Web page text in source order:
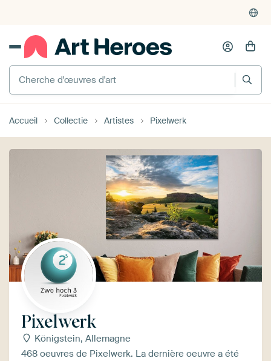
375'000+ murs vides remplis
Cherche d'œuvres d'art
Accueil Collectie Artistes Pixelwerk
Pixelwerk
Königstein, Allemagne
468 oeuvres de Pixelwerk. La dernière oeuvre a été